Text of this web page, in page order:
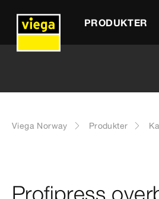
PRODUKTER
Viega Norway Produkter
Profipress